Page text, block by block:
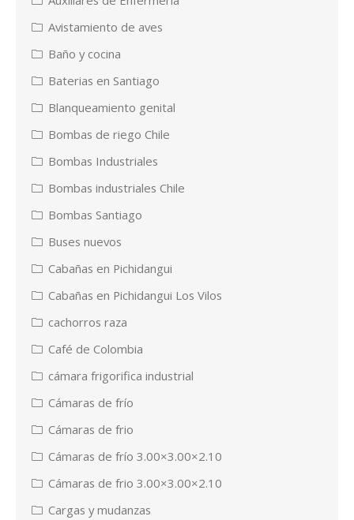
Avistamiento de aves
Baño y cocina
Baterias en Santiago
Blanqueamiento genital
Bombas de riego Chile
Bombas Industriales
Bombas industriales Chile
Bombas Santiago
Buses nuevos
Cabañas en Pichidangui
Cabañas en Pichidangui Los Vilos
cachorros raza
Café de Colombia
cámara frigorifica industrial
Cámaras de frío
Cámaras de frio
Cámaras de frío 3.00×3.00×2.10
Cámaras de frio 3.00×3.00×2.10
Cargas y mudanzas